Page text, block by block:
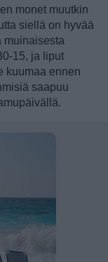
monet muutkin
siellä on hyvää
muinaisesta
15, ja liput
kuumaa ennen
saapuu